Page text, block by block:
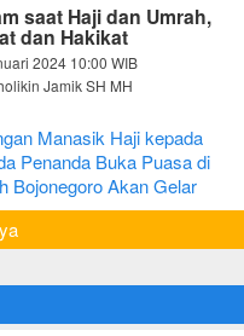
saat Haji dan Umrah,
dan Hakikat
2024 10:00 WIB
Jamik SH MH
Manasik Haji kepada
Penanda Buka Puasa di
Bojonegoro Akan Gelar